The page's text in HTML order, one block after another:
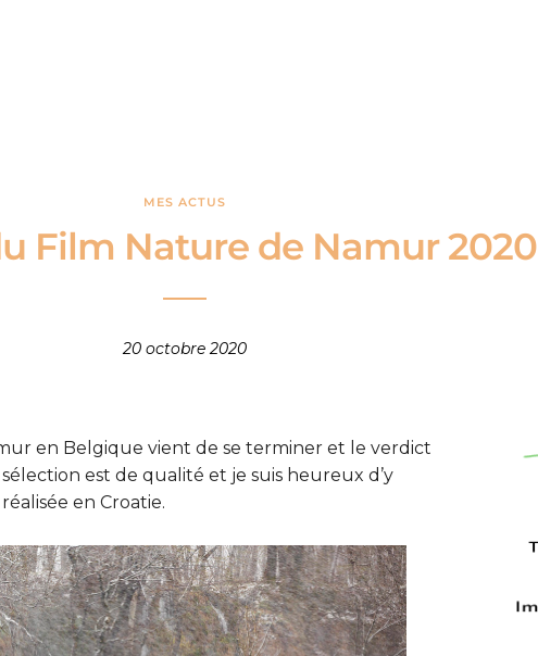
MES ACTUS
Film Nature de Namur 2020
20 octobre 2020
en Belgique vient de se terminer et le verdict
est de qualité et je suis heureux d’y
en Croatie.